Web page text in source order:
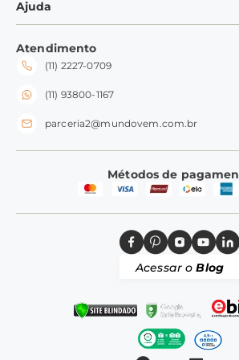
Tampas
Silicone
Formas de Pagamento
Trocas e Devoluções
Meus Pedidos
Ajuda
Fale conosco
Frete e Entrega
Perguntas Frequentes
Atendimento
(11) 2227-0709
(11) 93800-1167
parceria2@mundovem.com.br
Métodos de
Acessar oBlog